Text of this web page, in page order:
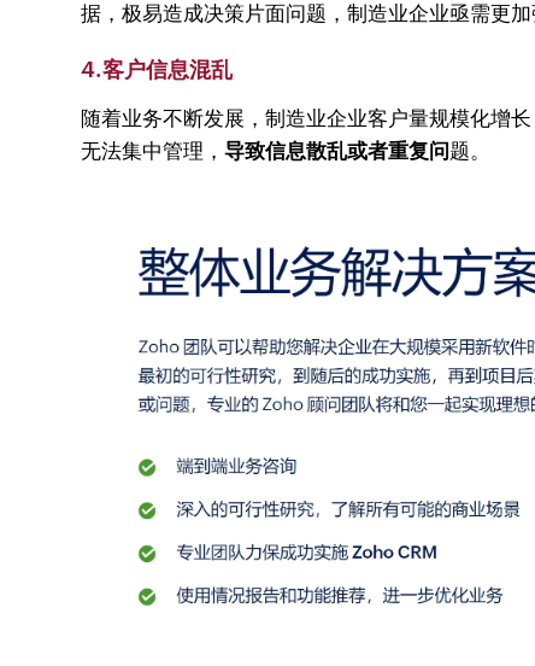
据，极易造成决策片面问题，制造业企业亟需更
4.客户信息混乱
随着业务不断发展，制造业企业客户量规模化增
无法集中管理，导致信息散乱或者重复问题。